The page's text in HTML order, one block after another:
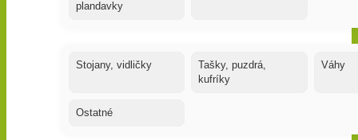
plandavky
Stojany, vidličky
Tašky, puzdrá,
kufríky
Váhy
Ostatné